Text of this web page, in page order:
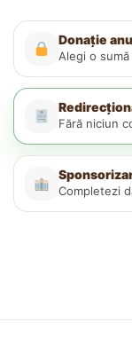
Donație
Alegi o
Fără niciun
Completezi